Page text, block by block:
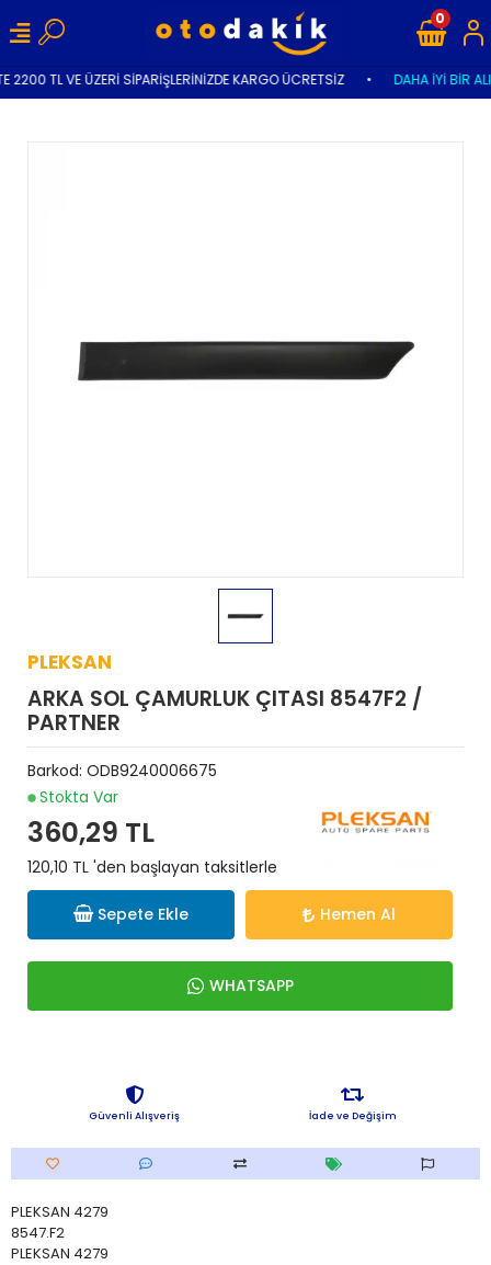
2200 TL VE ÜZERİ SİPARİŞLERİNİZDE KARGO ÜCRETSİZ • DAHA İYİ BİR
0
PLEKSAN
ARKA SOL ÇAMURLUK ÇITASI 8547F2 /
PARTNER
Barkod: ODB9240006675
Stokta Var
360,29 TL
120,10 TL 'den başlayan taksitlerle
Sepete Ekle Hemen Al
WHATSAPP
Güvenli Alışveriş İade ve Değişim
PLEKSAN 4279
8547.F2
PLEKSAN 4279